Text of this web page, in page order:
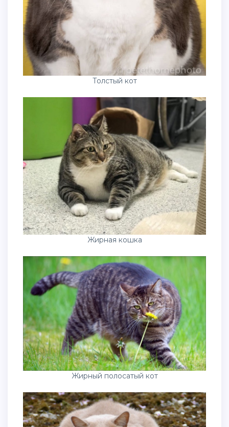
Толстый кот
Жирная кошка
Жирный полосатый кот